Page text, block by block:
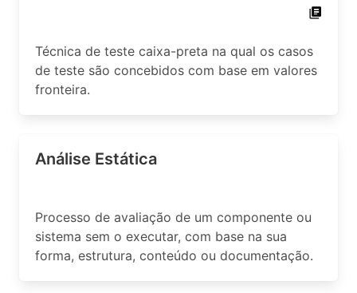
Técnica de teste caixa-preta na qual os casos
de teste são concebidos com base em valores
fronteira.
Análise Estática
Processo de avaliação de um componente ou
sistema sem o executar, com base na sua
forma, estrutura, conteúdo ou documentação.